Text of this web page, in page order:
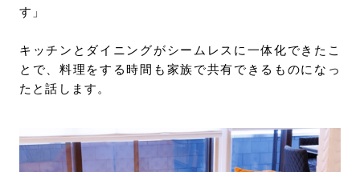
す」
キッチンとダイニングがシームレスに一体化できたこ
とで、料理をする時間も家族で共有できるものになっ
たと話します。